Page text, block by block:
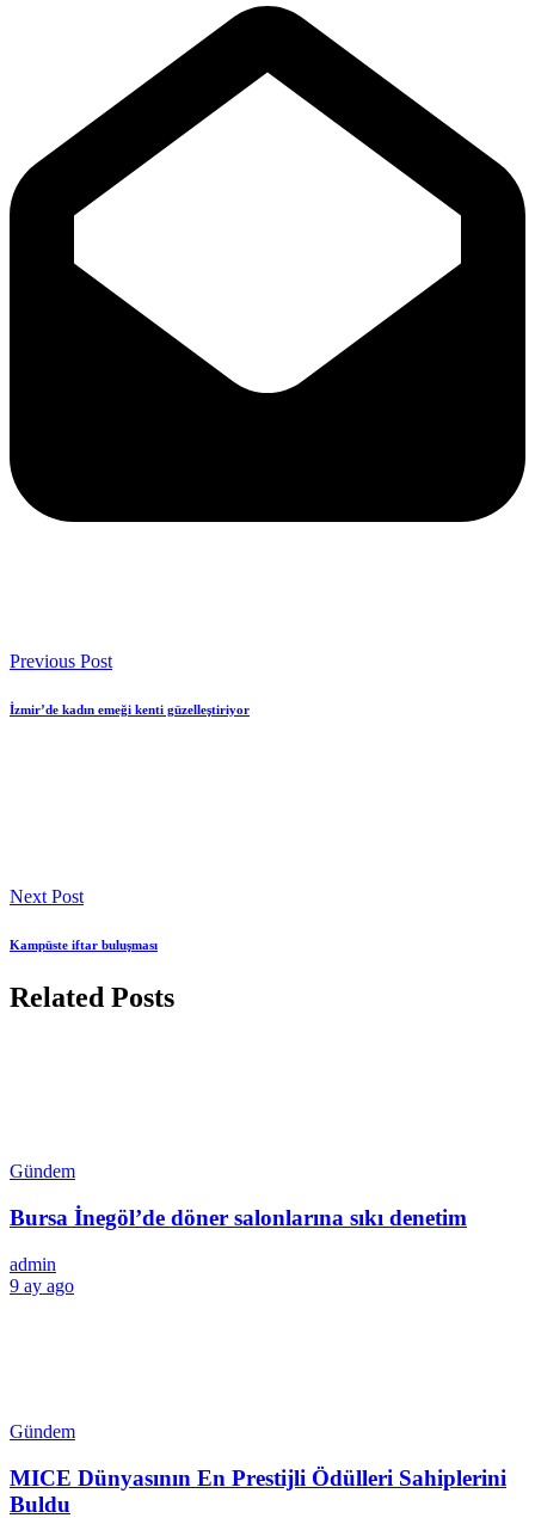
Previous Post
İzmir’de kadın emeği kenti güzelleştiriyor
Next Post
Kampüste iftar buluşması
Related Posts
Gündem
Bursa İnegöl’de döner salonlarına sıkı denetim
admin
9 ay ago
Gündem
MICE Dünyasının En Prestijli Ödülleri Sahiplerini
Buldu